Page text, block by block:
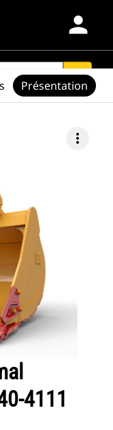
person
search
more_vert
4111
Présentation